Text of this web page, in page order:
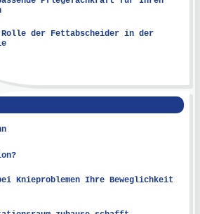
der Fettabscheider in der
Knieproblemen Ihre Beweglichkeit